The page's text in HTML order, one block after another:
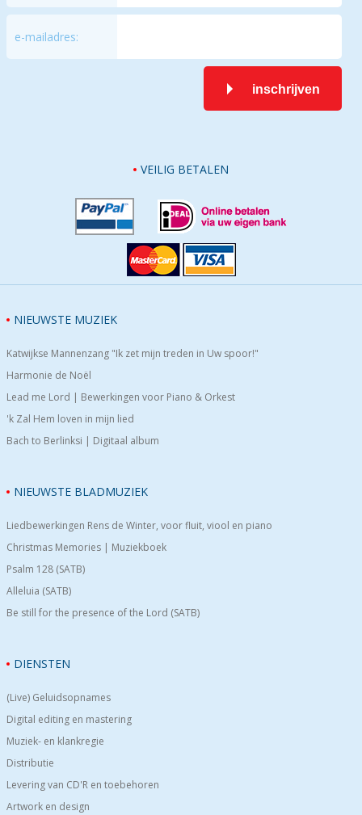
e-mailadres:
inschrijven
VEILIG BETALEN
NIEUWSTE MUZIEK
Katwijkse Mannenzang "Ik zet mijn treden in Uw spoor!"
Harmonie de Noël
Lead me Lord | Bewerkingen voor Piano & Orkest
'k Zal Hem loven in mijn lied
Bach to Berlinksi | Digitaal album
NIEUWSTE BLADMUZIEK
Liedbewerkingen Rens de Winter, voor fluit, viool en piano
Christmas Memories | Muziekboek
Psalm 128 (SATB)
Alleluia (SATB)
Be still for the presence of the Lord (SATB)
DIENSTEN
(Live) Geluidsopnames
Digital editing en mastering
Muziek- en klankregie
Distributie
Levering van CD'R en toebehoren
Artwork en design